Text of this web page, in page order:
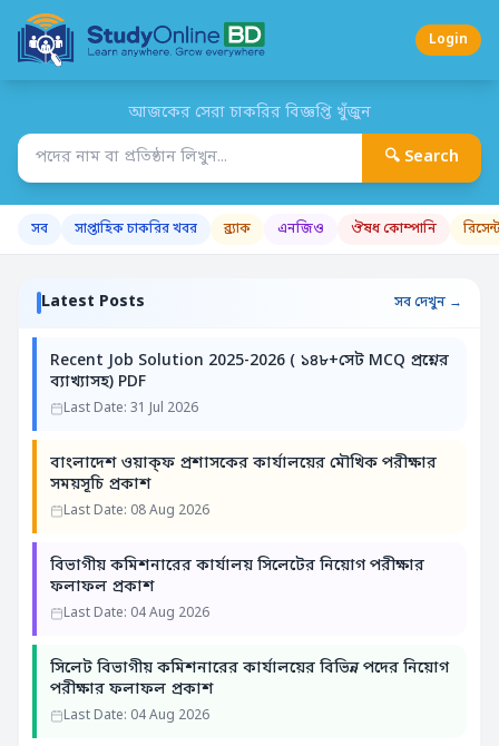
Login
আজকের সেরা চাকরির বিজ্ঞপ্তি খুঁজুন
🔍 Search
সব সাপ্তাহিক চাকরির খবর ব্র্যাক এনজিও ঔষধ কোম্পানি
Latest Posts সব দেখুন →
Recent Job Solution 2025-2026 ( ১৪৮+সেট MCQ প্রশ্নের
ব্যাখ্যাসহ) PDF
Last Date: 31 Jul 2026
বাংলাদেশ ওয়াক্ফ প্রশাসকের কার্যালয়ের মৌখিক পরীক্ষার
সময়সূচি প্রকাশ
Last Date: 08 Aug 2026
বিভাগীয় কমিশনারের কার্যালয় সিলেটের নিয়োগ পরীক্ষার
ফলাফল প্রকাশ
Last Date: 04 Aug 2026
সিলেট বিভাগীয় কমিশনারের কার্যালয়ের বিভিন্ন পদের নিয়োগ
পরীক্ষার ফলাফল প্রকাশ
Last Date: 04 Aug 2026